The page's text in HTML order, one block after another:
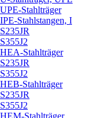
UPE-Stahlträger
IPE-Stahlstangen, I
S235JR
S355J2
HEA-Stahlträger
S235JR
S355J2
HEB-Stahlträger
S235JR
S355J2
HEM-Stahlträger